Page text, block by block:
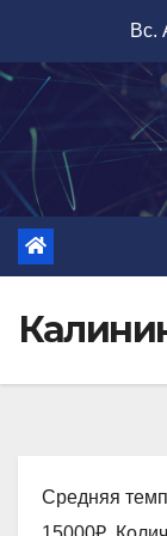
содержимому
Вс.
Средняя